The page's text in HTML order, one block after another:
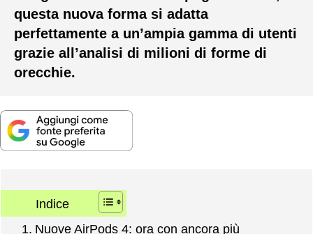
questa nuova forma si adatta
perfettamente a un’ampia gamma di utenti
grazie all’analisi di milioni di forme di
orecchie.
Indice
Nuove AirPods 4: ora con ancora più